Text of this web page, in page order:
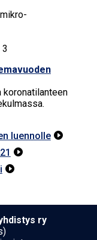
koronatilanteen
luennolle 


ry